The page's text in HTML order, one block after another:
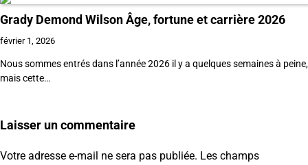
Grady Demond Wilson Âge, fortune et carrière 2026
février 1, 2026
Nous sommes entrés dans l’année 2026 il y a quelques semaines à peine,
mais cette…
Laisser un commentaire
Votre adresse e-mail ne sera pas publiée. Les champs